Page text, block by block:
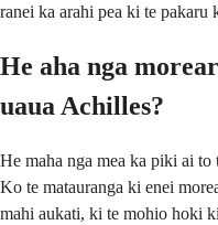
ranei ka arahi pea ki te pakaru
He aha nga
uaua Achilles?
He maha nga mea ka piki ai
Ko te matauranga ki enei
mahi aukati, ki te mohio hoki